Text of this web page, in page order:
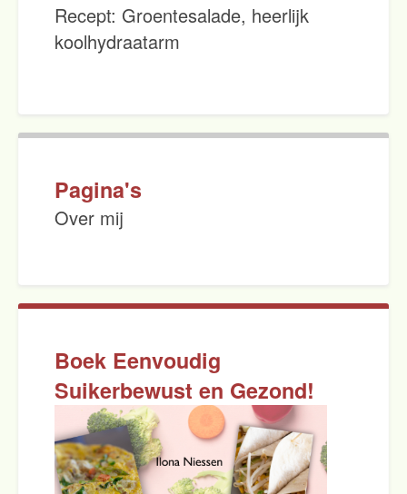
Recept: Groentesalade, heerlijk
koolhydraatarm
Pagina's
Over mij
Boek Eenvoudig
Suikerbewust en Gezond!